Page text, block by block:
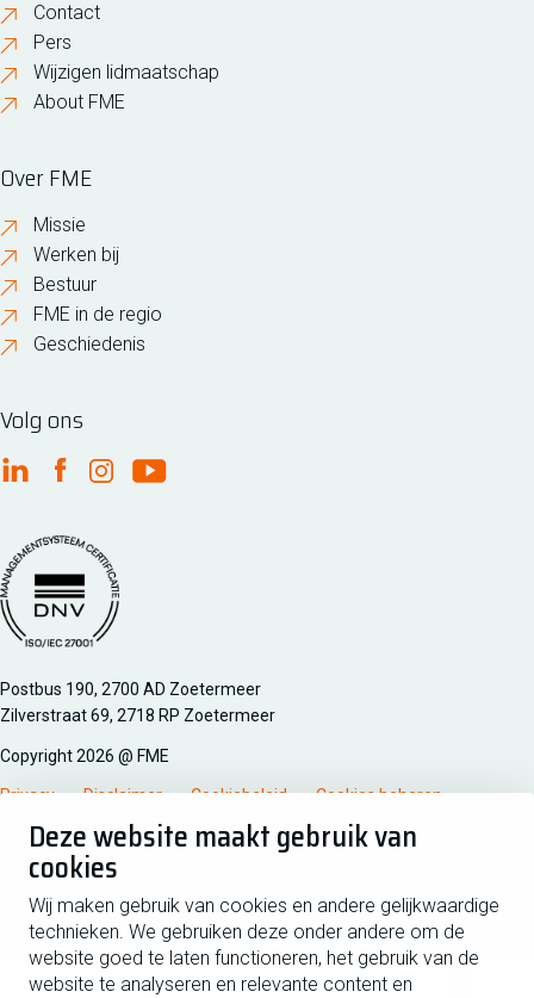
Deze website maakt gebruik van
cookies
Wij maken gebruik van cookies en andere gelijkwaardige
technieken. We gebruiken deze onder andere om de
website goed te laten functioneren, het gebruik van de
website te analyseren en relevante content en
Contact
Pers
Wijzigen lidmaatschap
About FME
Over FME
Missie
Werken bij
Bestuur
FME in de regio
Geschiedenis
Volg ons
FME Linkedin
FME Facebook
FME Instagram
FME Youtube
Managementsyteem certificatie DNV iso/iec 27001
Postbus 190, 2700 AD Zoetermeer
Zilverstraat 69, 2718 RP Zoetermeer
Copyright 2026 @ FME
Privacy Disclaimer Cookiebeleid Cookies beheren
Schrijf je in voor de nieuwsbrief
Voornaam